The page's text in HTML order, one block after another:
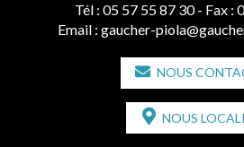
Tél : 05 57 55 87 30 - Fax :
Email : gaucher-
NOUS
NOUS